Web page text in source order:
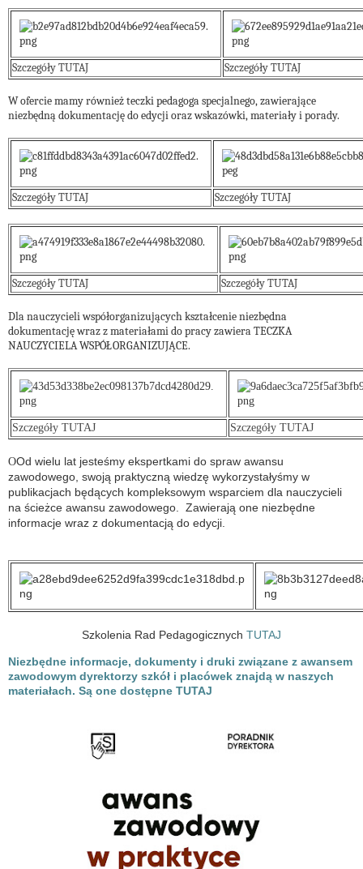
Szczegóły TUTAJ Szczegóły TUTAJ
W ofercie mamy również teczki pedagoga specjalnego, zawierające
niezbędną dokumentację do edycji oraz wskazówki, materiały i porady.
Szczegóły TUTAJ Szczegóły TUTAJ
Szczegóły TUTAJ Szczegóły TUTAJ
Dla nauczycieli współorganizujących kształcenie niezbędna
dokumentację wraz z materiałami do pracy zawiera TECZKA
NAUCZYCIELA WSPÓŁORGANIZUJĄCE.
Szczegóły TUTAJ Szczegóły TUTAJ
OOd wielu lat jesteśmy ekspertkami do spraw awansu
zawodowego, swoją praktyczną wiedzę wykorzystałyśmy w
publikacjach będących kompleksowym wsparciem dla nauczycieli
na ścieżce awansu zawodowego. Zawierają one niezbędne
informacje wraz z dokumentacją do edycji.
Szkolenia Rad Pedagogicznych TUTAJ
Niezbędne informacje, dokumenty i druki związane z awansem
zawodowym dyrektorzy szkół i placówek znajdą w naszych
materiałach. Są one dostępne TUTAJ